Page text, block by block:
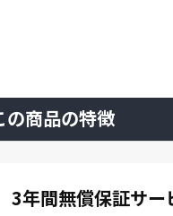
の商品の特徴
3年間無償保証サー